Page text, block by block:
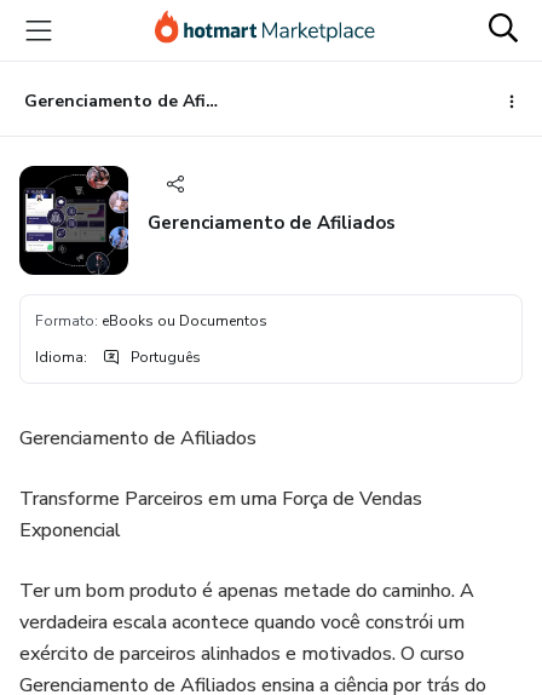
para
conteúdo
principal
para
pagamento
para
rodapé
Gerenciamento de Afiliados
Gerenciamento de Afiliados
Formato: eBooks ou Documentos
Idioma: Português
Gerenciamento de Afiliados
Transforme Parceiros em uma Força de Vendas
Exponencial
Ter um bom produto é apenas metade do caminho. A
verdadeira escala acontece quando você constrói um
exército de parceiros alinhados e motivados. O curso
Gerenciamento de Afiliados ensina a ciência por trás do